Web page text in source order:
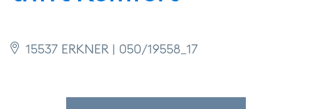
15537 ERKNER | 050/19558_17